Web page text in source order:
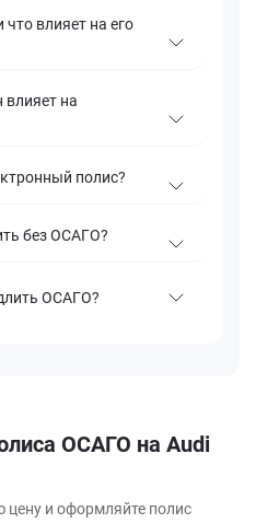
влияет на его
на
полис?
без ОСАГО?
ОСАГО?
ОСАГО на Audi
цену и оформляйте полис